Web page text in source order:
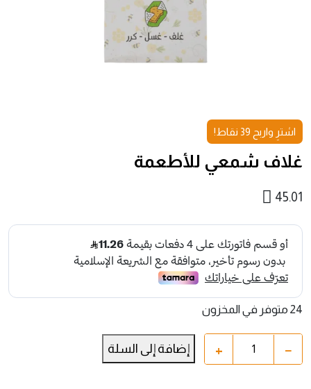
اشترِ واربح 39 نقاط!
غلاف شمعي للأطعمة
45.01
24 متوفر في المخزون
إضافة إلى السلة